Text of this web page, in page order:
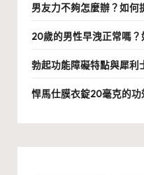
男友力不夠怎麼辦？如
20歲的男性早洩正常嗎
勃起功能障礙特點與犀利
悍馬仕膜衣錠20毫克的功